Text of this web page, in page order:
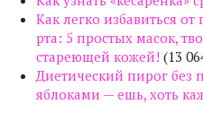
Как легко избавиться
рта: 5 простых масок,
стареющей кожей! (13
Диетический пирог
яблоками — ешь, хоть